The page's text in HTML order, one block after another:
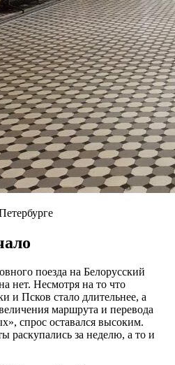
поезда на Белорусский
нет. Несмотря на то что
и Псков стало длительнее, а
маршрута и перевода
спрос оставался высоким.
раскупались за неделю, а то и